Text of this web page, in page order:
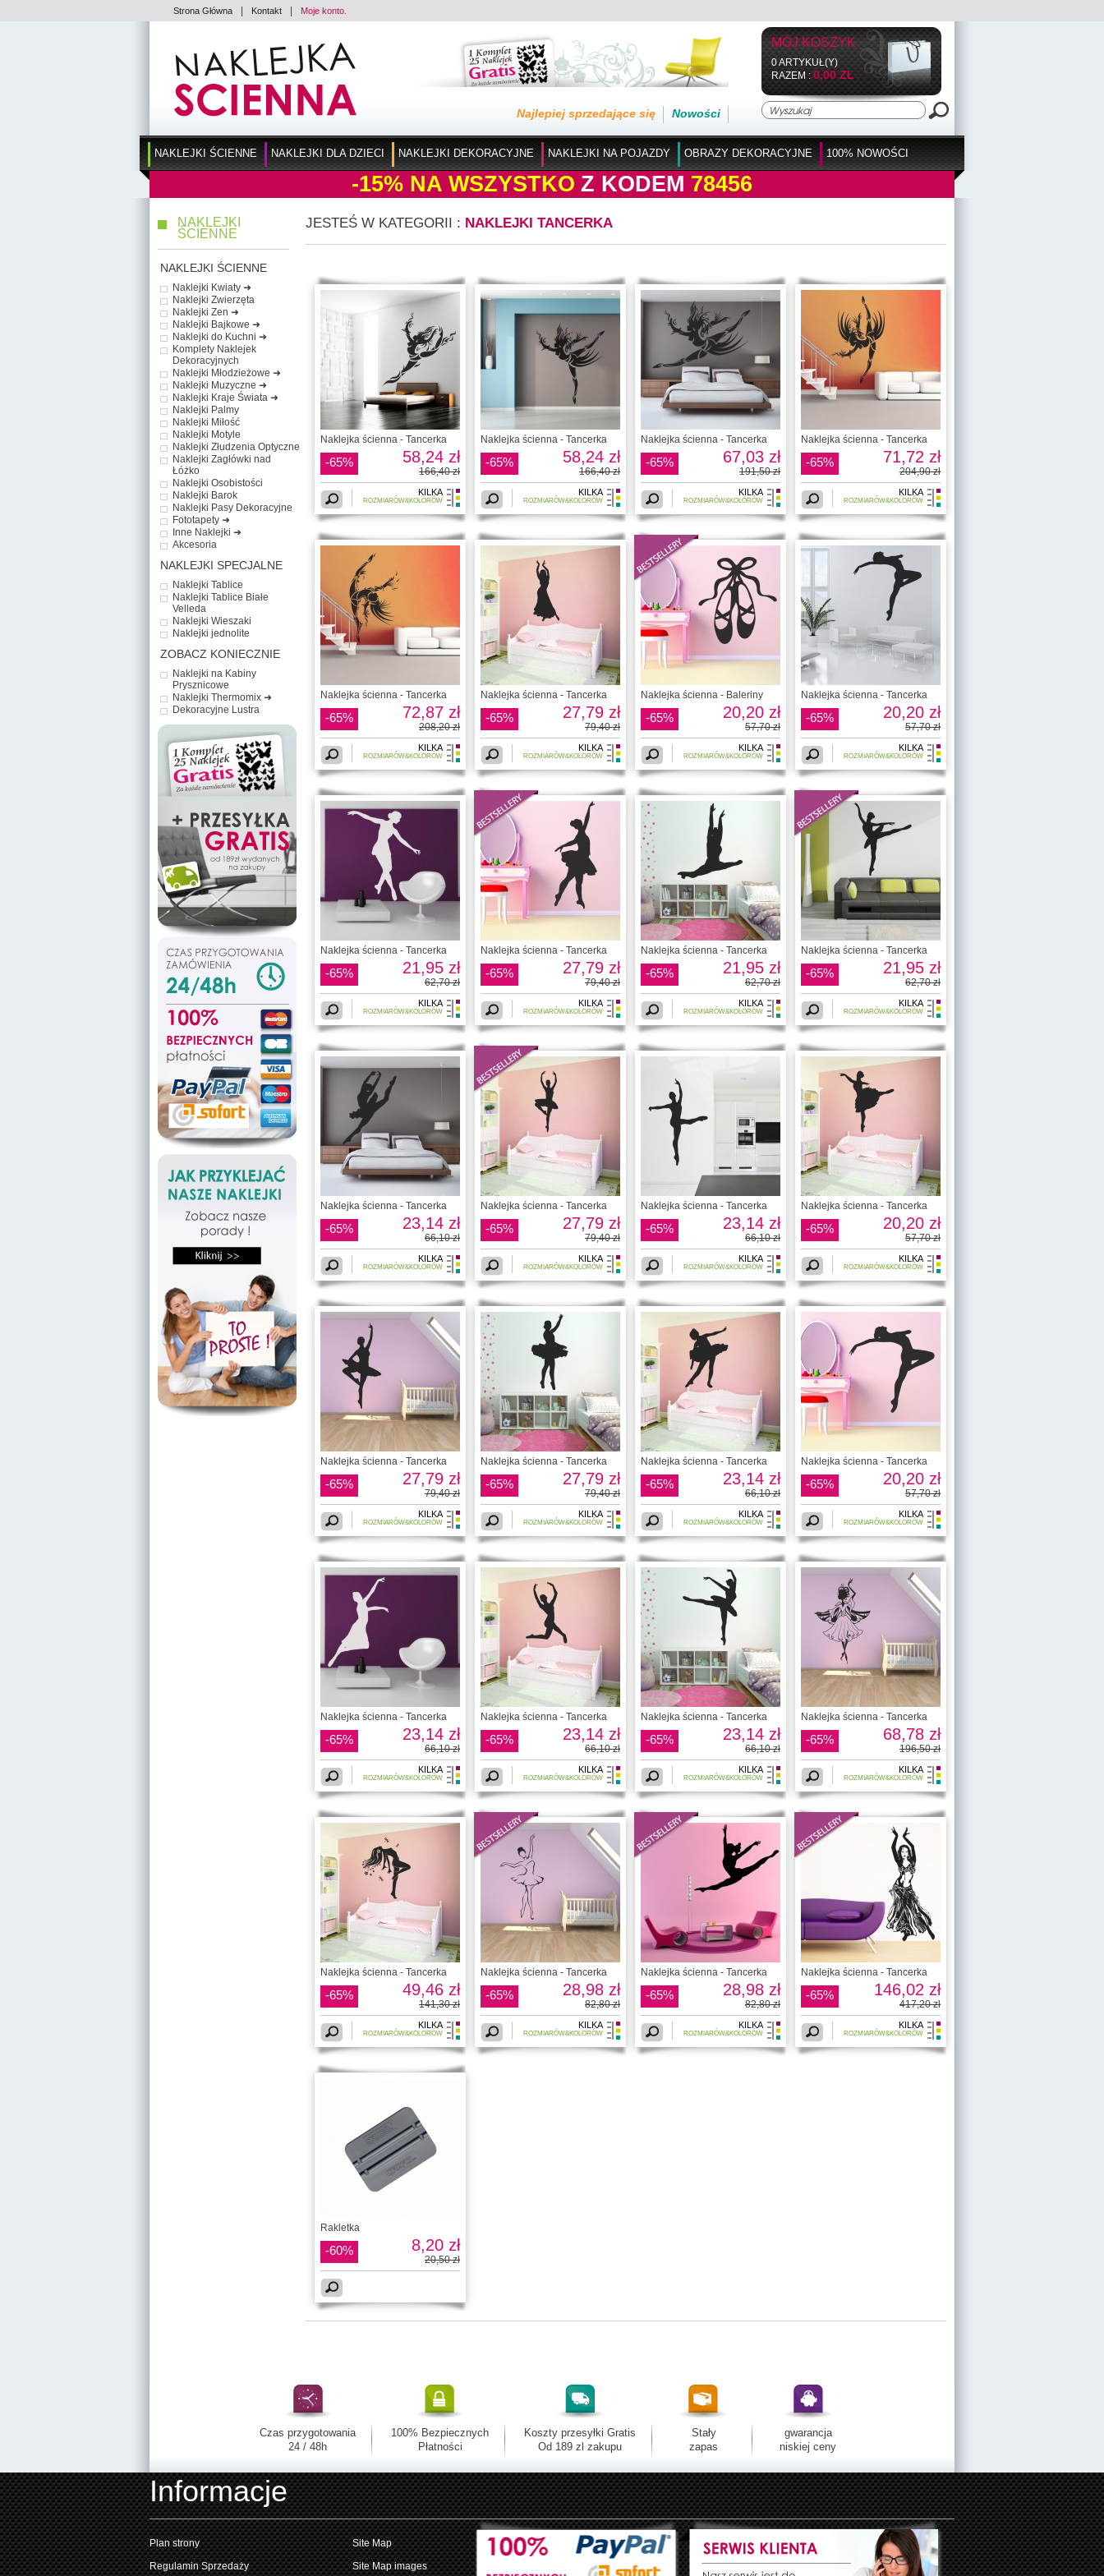
Strona Główna Kontakt Moje konto.
Nowości
Najlepiej sprzedające się
MÓJ KOSZYK
0 ARTYKUŁ(Y)
RAZEM :0,00 ZŁ
NAKLEJKI ŚCIENNE NAKLEJKI DLA DZIECI NAKLEJKI DEKORACYJNE NAKLEJKI NA POJAZDY OBRAZY DEKORACYJNE 100% NOWOŚCI
-15% NA WSZYSTKO Z KODEM 78456
NAKLEJKI
ŚCIENNE
NAKLEJKI ŚCIENNE
Naklejki Kwiaty ➜
Naklejki Zwierzęta
Naklejki Zen ➜
Naklejki Bajkowe ➜
Naklejki do Kuchni ➜
Komplety Naklejek
Dekoracyjnych
Naklejki Młodzieżowe ➜
Naklejki Muzyczne ➜
Naklejki Kraje Świata ➜
Naklejki Palmy
Naklejki Miłość
Naklejki Motyle
Naklejki Złudzenia Optyczne
Naklejki Zagłówki nad
Łóżko
Naklejki Osobistości
Naklejki Barok
Naklejki Pasy Dekoracyjne
Fototapety ➜
Inne Naklejki ➜
Akcesoria
NAKLEJKI SPECJALNE
Naklejki Tablice
Naklejki Tablice Białe
Velleda
Naklejki Wieszaki
Naklejki jednolite
ZOBACZ KONIECZNIE
Naklejki na Kabiny
Prysznicowe
Naklejki Thermomix ➜
Dekoracyjne Lustra
JESTEŚ W KATEGORII : NAKLEJKI TANCERKA
Naklejka ścienna - Tancerka
-65% 58,24 zł
166,40 zł
KILKA
ROZMIARÓW&KOLORÓW
Naklejka ścienna - Tancerka
-65% 58,24 zł
166,40 zł
KILKA
ROZMIARÓW&KOLORÓW
Naklejka ścienna - Tancerka
-65% 67,03 zł
191,50 zł
KILKA
ROZMIARÓW&KOLORÓW
Naklejka ścienna - Tancerka
-65% 71,72 zł
204,90 zł
KILKA
ROZMIARÓW&KOLORÓW
Naklejka ścienna - Tancerka
-65% 72,87 zł
208,20 zł
KILKA
ROZMIARÓW&KOLORÓW
Naklejka ścienna - Tancerka
-65% 27,79 zł
79,40 zł
KILKA
ROZMIARÓW&KOLORÓW
Naklejka ścienna - Baleriny
-65% 20,20 zł
57,70 zł
KILKA
ROZMIARÓW&KOLORÓW
Naklejka ścienna - Tancerka
-65% 20,20 zł
57,70 zł
KILKA
ROZMIARÓW&KOLORÓW
Naklejka ścienna - Tancerka
-65% 21,95 zł
62,70 zł
KILKA
ROZMIARÓW&KOLORÓW
Naklejka ścienna - Tancerka
-65% 27,79 zł
79,40 zł
KILKA
ROZMIARÓW&KOLORÓW
Naklejka ścienna - Tancerka
-65% 21,95 zł
62,70 zł
KILKA
ROZMIARÓW&KOLORÓW
Naklejka ścienna - Tancerka
-65% 21,95 zł
62,70 zł
KILKA
ROZMIARÓW&KOLORÓW
Naklejka ścienna - Tancerka
-65% 23,14 zł
66,10 zł
KILKA
ROZMIARÓW&KOLORÓW
Naklejka ścienna - Tancerka
-65% 27,79 zł
79,40 zł
KILKA
ROZMIARÓW&KOLORÓW
Naklejka ścienna - Tancerka
-65% 23,14 zł
66,10 zł
KILKA
ROZMIARÓW&KOLORÓW
Naklejka ścienna - Tancerka
-65% 20,20 zł
57,70 zł
KILKA
ROZMIARÓW&KOLORÓW
Naklejka ścienna - Tancerka
-65% 27,79 zł
79,40 zł
KILKA
ROZMIARÓW&KOLORÓW
Naklejka ścienna - Tancerka
-65% 27,79 zł
79,40 zł
KILKA
ROZMIARÓW&KOLORÓW
Naklejka ścienna - Tancerka
-65% 23,14 zł
66,10 zł
KILKA
ROZMIARÓW&KOLORÓW
Naklejka ścienna - Tancerka
-65% 20,20 zł
57,70 zł
KILKA
ROZMIARÓW&KOLORÓW
Naklejka ścienna - Tancerka
-65% 23,14 zł
66,10 zł
KILKA
ROZMIARÓW&KOLORÓW
Naklejka ścienna - Tancerka
-65% 23,14 zł
66,10 zł
KILKA
ROZMIARÓW&KOLORÓW
Naklejka ścienna - Tancerka
-65% 23,14 zł
66,10 zł
KILKA
ROZMIARÓW&KOLORÓW
Naklejka ścienna - Tancerka
-65% 68,78 zł
196,50 zł
KILKA
ROZMIARÓW&KOLORÓW
Naklejka ścienna - Tancerka
-65% 49,46 zł
141,30 zł
KILKA
ROZMIARÓW&KOLORÓW
Naklejka ścienna - Tancerka
-65% 28,98 zł
82,80 zł
KILKA
ROZMIARÓW&KOLORÓW
Naklejka ścienna - Tancerka
-65% 28,98 zł
82,80 zł
KILKA
ROZMIARÓW&KOLORÓW
Naklejka ścienna - Tancerka
-65% 146,02 zł
417,20 zł
KILKA
ROZMIARÓW&KOLORÓW
Rakletka
-60% 8,20 zł
20,50 zł
Czas przygotowania
24 / 48h
100% Bezpiecznych
Płatności
Koszty przesyłki Gratis
Od 189 zl zakupu
Stały
zapas
gwarancja
niskiej ceny
Informacje
Plan strony
Regulamin Sprzedaży
Site Map
Site Map images